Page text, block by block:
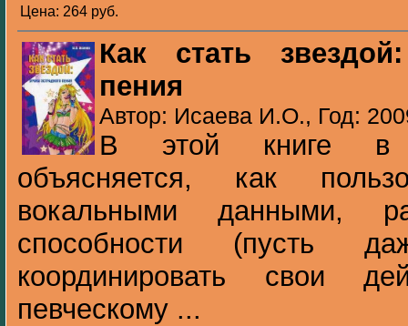
Цена: 264 pуб.
Как стать
пения
Автор: Исаева И.О., Год:
В этой книге в
объясняется, как
вокальными данными,
способности (пусть
координировать свои
певческому ...